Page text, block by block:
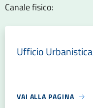
Canale fisico:
Ufficio Urbanistica
VAI ALLA PAGINA